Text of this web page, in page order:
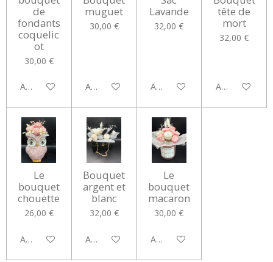
de
fondants
coquelic
ot
30,00 €
Ajouter au panier
muguet
30,00 €
Ajouter au panier
Lavande
32,00 €
Ajouter au panier
tête de
mort
32,00 €
Ajouter au
Le
bouquet
chouette
26,00 €
Ajouter au panier
Bouquet
argent et
blanc
32,00 €
Ajouter au panier
Le
bouquet
macaron
30,00 €
Ajouter au panier